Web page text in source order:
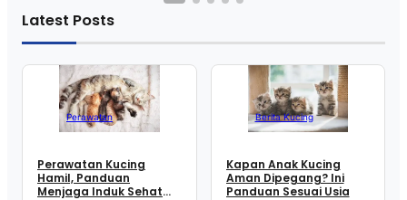
Latest Posts
Perawatan
Perawatan Kucing
Hamil, Panduan
Menjaga Induk Sehat
Berita Kucing
Kapan Anak Kucing
Aman Dipegang? Ini
Panduan Sesuai Usia